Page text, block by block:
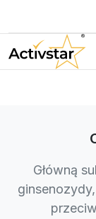
Główną